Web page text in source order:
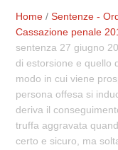
Home /Sentenze -
Cassazione penale
sentenza 27 giugno
di estorsione e quello
modo in cui viene
persona offesa si
deriva il
truffa aggravata
certo e sicuro, ma